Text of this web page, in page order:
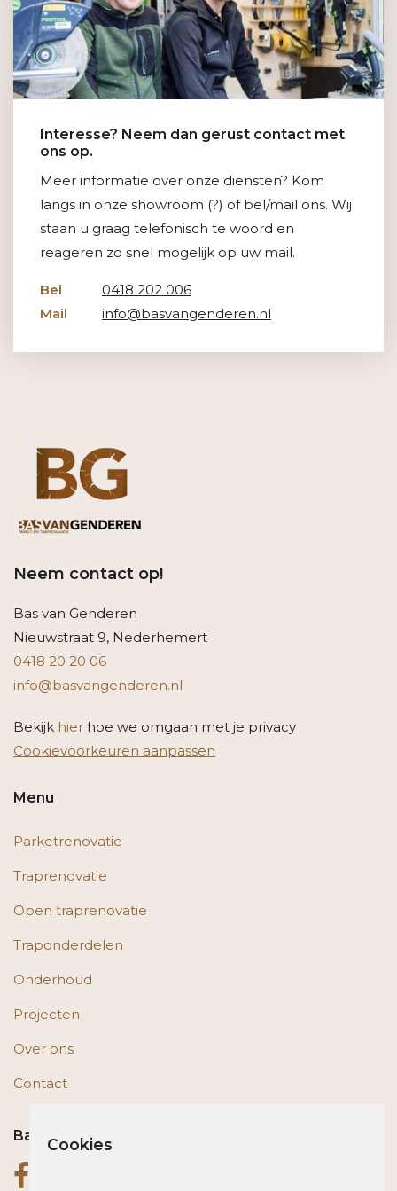
Interesse? Neem dan gerust contact met
ons op.
Meer informatie over onze diensten? Kom
langs in onze showroom (?) of bel/mail ons. Wij
staan u graag telefonisch te woord en
reageren zo snel mogelijk op uw mail.
Bel
0418 202 006
Mail
info@basvangenderen.nl
Neem contact op!
Bas van Genderen
Nieuwstraat 9, Nederhemert
0418 20 20 06
info@basvangenderen.nl
Bekijk hier hoe we omgaan met je privacy
Cookievoorkeuren aanpassen
Menu
Parketrenovatie
Traprenovatie
Open traprenovatie
Traponderdelen
Onderhoud
Projecten
Over ons
Contact
Bas op social media
Cookies